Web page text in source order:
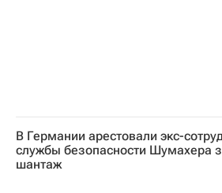
В Германии арестовали экс-
службы безопасности Шумахера
шантаж